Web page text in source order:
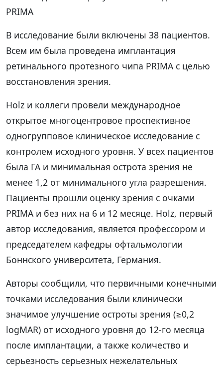
PRIMA
В исследование были включены 38 пациентов.
Всем им была проведена имплантация
ретинального протезного чипа PRIMA с целью
восстановления зрения.
Holz и коллеги провели международное
открытое многоцентровое проспективное
одногрупповое клиническое исследование с
контролем исходного уровня. У всех пациентов
была ГА и минимальная острота зрения не
менее 1,2 от минимального угла разрешения.
Пациенты прошли оценку зрения с очками
PRIMA и без них на 6 и 12 месяце. Holz, первый
автор исследования, является профессором и
председателем кафедры офтальмологии
Боннского университета, Германия.
Авторы сообщили, что первичными конечными
точками исследования были клинически
значимое улучшение остроты зрения (≥0,2
logMAR) от исходного уровня до 12-го месяца
после имплантации, а также количество и
серьезность серьезных нежелательных